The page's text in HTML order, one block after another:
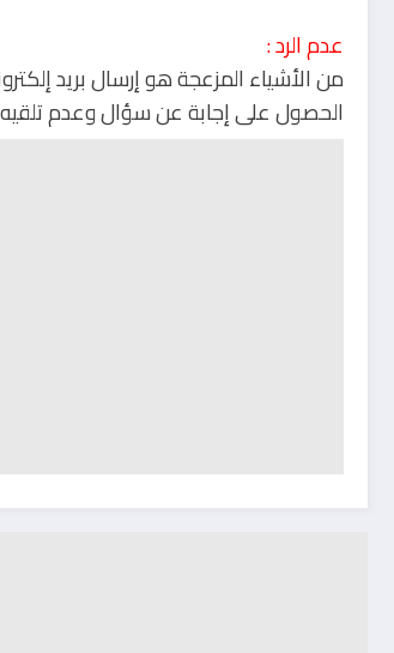
عدم الرد :
من الأشياء المزعجة هو إرسال بريد
الحصول على إجابة عن سؤال وعدم تلقيه